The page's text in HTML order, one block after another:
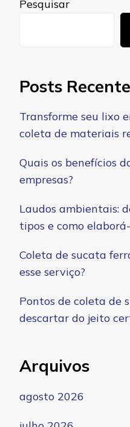
Pesquisar
Posts
Transforme seu lixo
coleta de materiais
Quais os benefícios
empresas?
Laudos ambientais:
tipos e como
Coleta de sucata
esse serviço?
Pontos de coleta de
descartar do jeito
Arquivos
agosto 2026